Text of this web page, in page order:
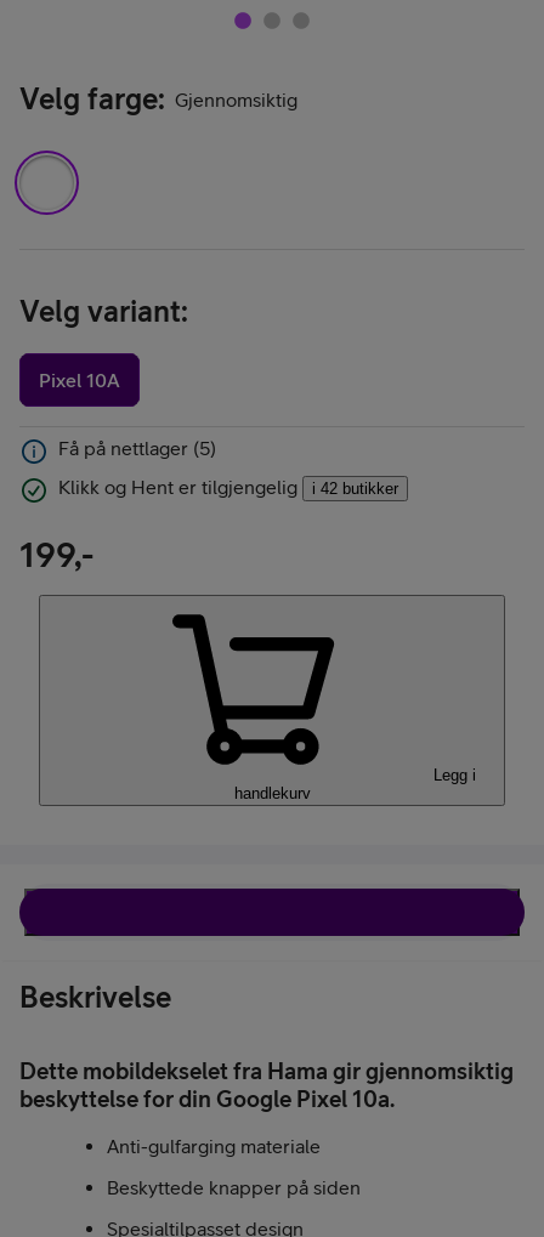
Velg farge: Gjennomsiktig
Velg variant:
Pixel 10A
Få på nettlager (5)
Klikk og Hent er tilgjengelig
i 42 butikker
199,-
Legg i
handlekurv
Beskrivelse
Dette mobildekselet fra Hama gir gjennomsiktig
beskyttelse for din Google Pixel 10a.
Anti-gulfarging materiale
Beskyttede knapper på siden
Spesialtilpasset design